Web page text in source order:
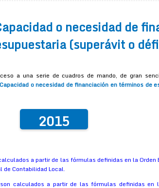
o necesidad de
(superávit o
a una serie de cuadros de mando, de gran
Capacidad o necesidad de financiación en términos de
2015
a partir de las fórmulas definidas en la Orden
de Contabilidad Local.
calculados a partir de las fórmulas definidas en